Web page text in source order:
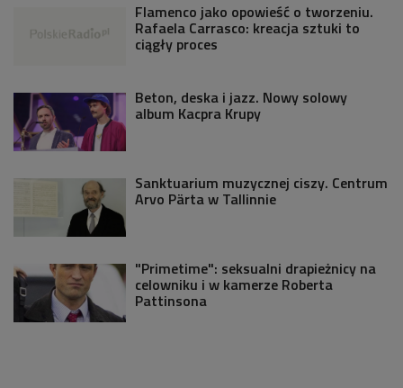
Flamenco jako opowieść o tworzeniu.
Rafaela Carrasco: kreacja sztuki to
ciągły proces
Beton, deska i jazz. Nowy solowy
album Kacpra Krupy
Sanktuarium muzycznej ciszy. Centrum
Arvo Pärta w Tallinnie
"Primetime": seksualni drapieżnicy na
celowniku i w kamerze Roberta
Pattinsona